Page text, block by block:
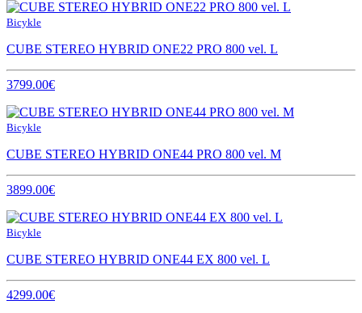
Bicykle
CUBE STEREO HYBRID ONE22 PRO 800 vel. L
3799.00€
Bicykle
CUBE STEREO HYBRID ONE44 PRO 800 vel. M
3899.00€
Bicykle
CUBE STEREO HYBRID ONE44 EX 800 vel. L
4299.00€